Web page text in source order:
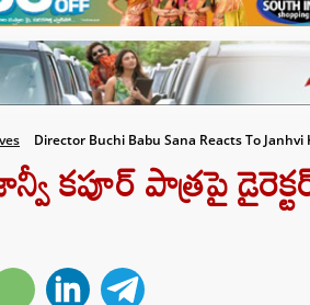
Director Buchi Babu Sana Reacts To
కపూర్ పాత్రపై